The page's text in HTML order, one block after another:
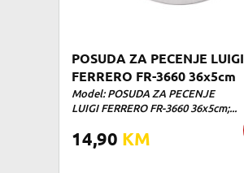
POSUDA ZA PECENJE LUIGI
FERRERO FR-3660 36x5cm
Model: POSUDA ZA PECENJE
LUIGI FERRERO FR-3660 36x5cm;...
14,90 KM